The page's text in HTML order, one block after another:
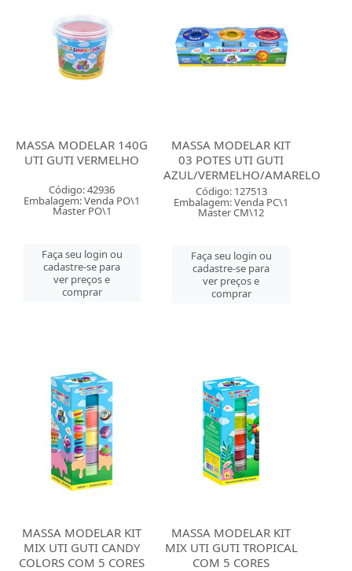
MASSA MODELAR 140G
UTI GUTI VERMELHO
Código: 42936
Embalagem: Venda PO\1
Master PO\1
Faça seu login ou
cadastre-se para
ver preços e
comprar
MASSA MODELAR KIT
03 POTES UTI GUTI
AZUL/VERMELHO/AMARELO
Código: 127513
Embalagem: Venda PC\1
Master CM\12
Faça seu login ou
cadastre-se para
ver preços e
comprar
MASSA MODELAR KIT
MIX UTI GUTI CANDY
COLORS COM 5 CORES
MASSA MODELAR KIT
MIX UTI GUTI TROPICAL
COM 5 CORES